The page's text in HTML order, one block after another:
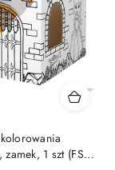
1 szt (FSC)